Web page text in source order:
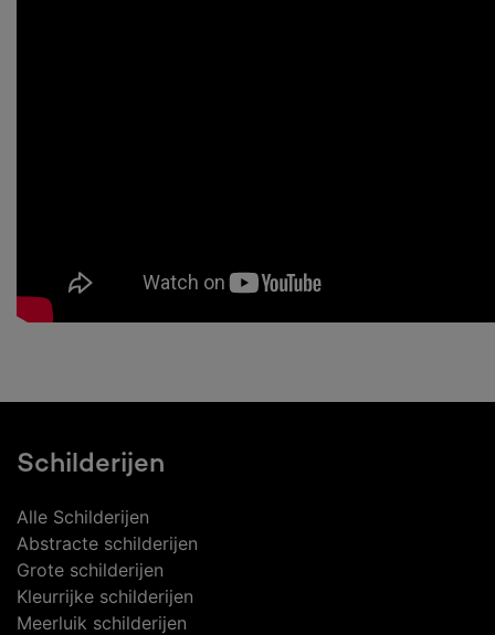
Schilderijen
Alle Schilderijen
Abstracte schilderijen
Grote schilderijen
Kleurrijke schilderijen
Meerluik schilderijen